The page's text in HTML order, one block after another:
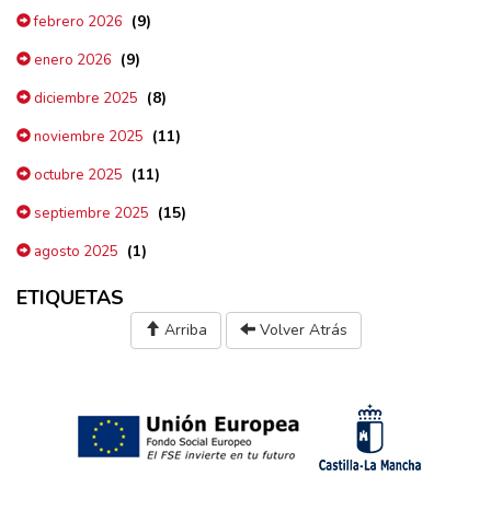
febrero 2026 (9)
enero 2026 (9)
diciembre 2025 (8)
noviembre 2025 (11)
octubre 2025 (11)
septiembre 2025 (15)
agosto 2025 (1)
ETIQUETAS
Arriba Volver Atrás